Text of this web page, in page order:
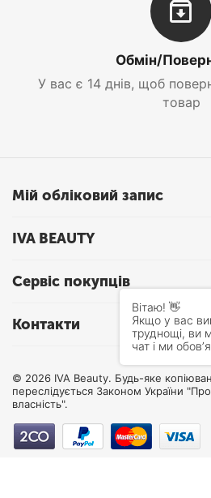
Обмін/
У вас є 14 днів, щоб
товар
Мій обліковий запис
IVA BEAUTY
Сервіс покупців
Контакти
© 2026 IVA Beauty. Будь-яке
переслідується Законом України
власність".